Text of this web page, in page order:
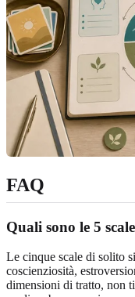
FAQ
Quali sono le 5
Le cinque scale di solito
coscienziosità,
dimensioni di tratto, non